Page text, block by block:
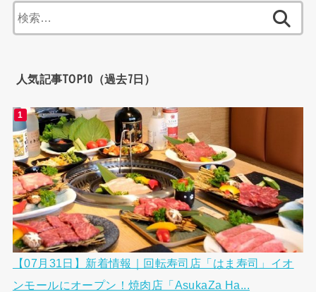
索:
人気記事TOP10（過去7日）
【07月31日】新着情報｜回転寿司店「はま寿司」イオ
ンモールにオープン！焼肉店「AsukaZa Ha...